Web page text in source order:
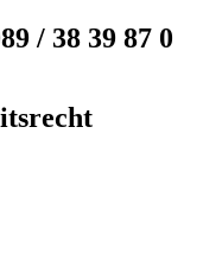
/ 38 39 87 0